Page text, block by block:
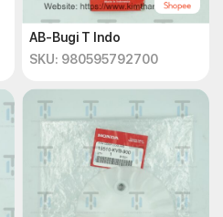
AB-Bugi T Indo
SKU: 980595792700